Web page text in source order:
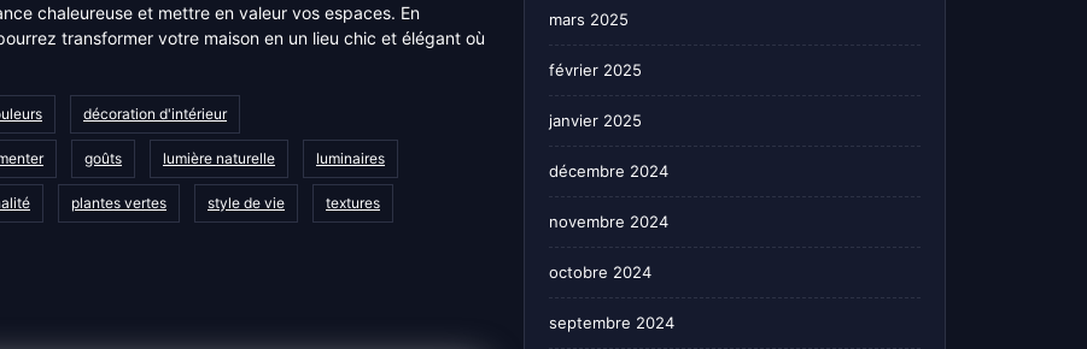
chaleureuse et mettre en valeur vos espaces. En
transformer votre maison en un lieu chic et élégant où
décoration d'intérieur
goûts lumière naturelle luminaires
plantes vertes style de vie textures
mars 2025
février 2025
janvier 2025
décembre 2024
novembre 2024
octobre 2024
septembre 2024